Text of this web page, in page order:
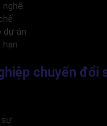
nghệ
dự án
hạn
chuyển đổi
sự